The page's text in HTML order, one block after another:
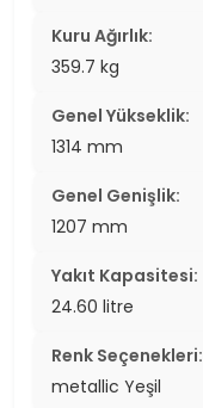
Kuru Ağırlık:
359.7 kg
Genel Yükseklik:
1314 mm
Genel Genişlik:
1207 mm
Yakıt Kapasitesi:
24.60 litre
Renk Seçenekleri:
metallic Yeşil